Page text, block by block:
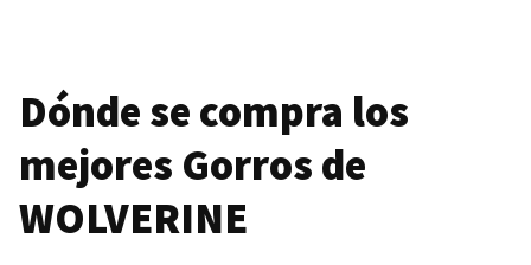
Dónde se compra los
mejores Gorros de
WOLVERINE